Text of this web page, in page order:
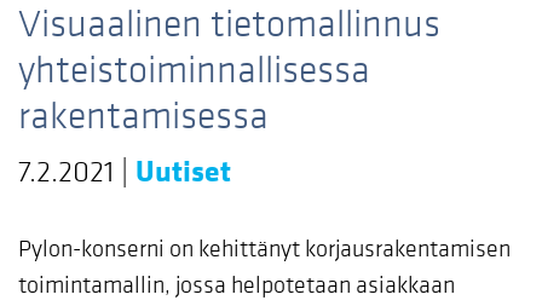
Visuaalinen tietomallinnus
yhteistoiminnallisessa
rakentamisessa
7.2.2021 Uutiset
Pylon-konserni on kehittänyt korjausrakentamisen
toimintamallin, jossa helpotetaan asiakkaan